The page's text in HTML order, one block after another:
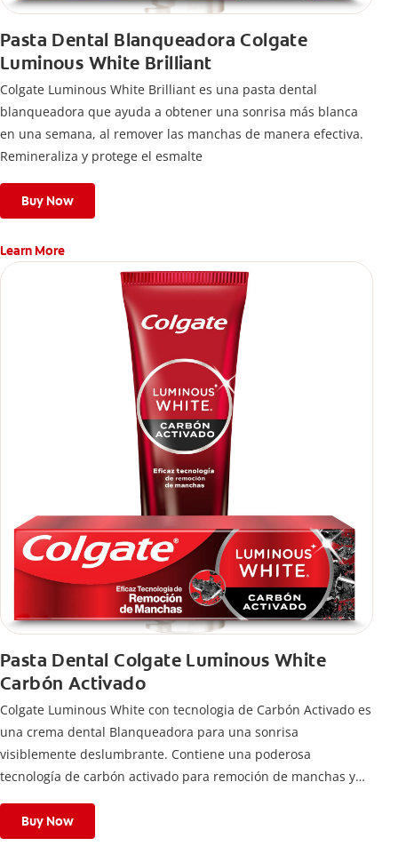
Pasta Dental Blanqueadora Colgate
Luminous White Brilliant
Colgate Luminous White Brilliant es una pasta dental
blanqueadora que ayuda a obtener una sonrisa más blanca
en una semana, al remover las manchas de manera efectiva.
Remineraliza y protege el esmalte
Buy Now
Learn More
Pasta Dental Colgate Luminous White
Carbón Activado
Colgate Luminous White con tecnologia de Carbón Activado es
una crema dental Blanqueadora para una sonrisa
visiblemente deslumbrante. Contiene una poderosa
tecnología de carbón activado para remoción de manchas y
Buy Now